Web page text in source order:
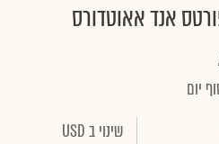
אנד אאוטדורס
יום
שינוי ב USD